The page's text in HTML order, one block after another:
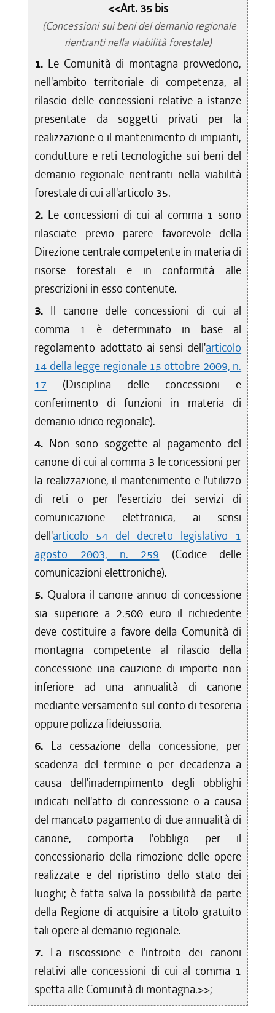
<<Art. 35 bis
(Concessioni sui beni del demanio regionale
rientranti nella viabilità forestale)
1. Le Comunità di montagna provvedono,
nell'ambito territoriale di competenza, al
rilascio delle concessioni relative a istanze
presentate da soggetti privati per la
realizzazione o il mantenimento di impianti,
condutture e reti tecnologiche sui beni del
demanio regionale rientranti nella viabilità
forestale di cui all'articolo 35.
2. Le concessioni di cui al comma 1 sono
rilasciate previo parere favorevole della
Direzione centrale competente in materia di
risorse forestali e in conformità alle
prescrizioni in esso contenute.
3. Il canone delle concessioni di cui al
comma 1 è determinato in base al
regolamento adottato ai sensi dell'articolo
14 della legge regionale 15 ottobre 2009, n.
17 (Disciplina delle concessioni e
conferimento di funzioni in materia di
demanio idrico regionale).
4. Non sono soggette al pagamento del
canone di cui al comma 3 le concessioni per
la realizzazione, il mantenimento e l'utilizzo
di reti o per l'esercizio dei servizi di
comunicazione elettronica, ai sensi
dell'articolo 54 del decreto legislativo 1
agosto 2003, n. 259 (Codice delle
comunicazioni elettroniche).
5. Qualora il canone annuo di concessione
sia superiore a 2.500 euro il richiedente
deve costituire a favore della Comunità di
montagna competente al rilascio della
concessione una cauzione di importo non
inferiore ad una annualità di canone
mediante versamento sul conto di tesoreria
oppure polizza fideiussoria.
6. La cessazione della concessione, per
scadenza del termine o per decadenza a
causa dell'inadempimento degli obblighi
indicati nell'atto di concessione o a causa
del mancato pagamento di due annualità di
canone, comporta l'obbligo per il
concessionario della rimozione delle opere
realizzate e del ripristino dello stato dei
luoghi; è fatta salva la possibilità da parte
della Regione di acquisire a titolo gratuito
tali opere al demanio regionale.
7. La riscossione e l'introito dei canoni
relativi alle concessioni di cui al comma 1
spetta alle Comunità di montagna.>>;